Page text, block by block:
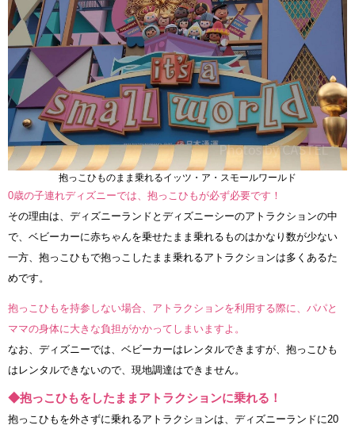
抱っこひものまま乗れるイッツ・ア・スモールワールド
0歳の子連れディズニーでは、抱っこひもが必ず必要です！
その理由は、ディズニーランドとディズニーシーのアトラクションの中
で、ベビーカーに赤ちゃんを乗せたまま乗れるものはかなり数が少ない
一方、抱っこひもで抱っこしたまま乗れるアトラクションは多くあるた
めです。
抱っこひもを持参しない場合、アトラクションを利用する際に、パパと
ママの身体に大きな負担がかかってしまいますよ。
なお、ディズニーでは、ベビーカーはレンタルできますが、抱っこひも
はレンタルできないので、現地調達はできません。
◆抱っこひもをしたままアトラクションに乗れる！
抱っこひもを外さずに乗れるアトラクションは、ディズニーランドに20